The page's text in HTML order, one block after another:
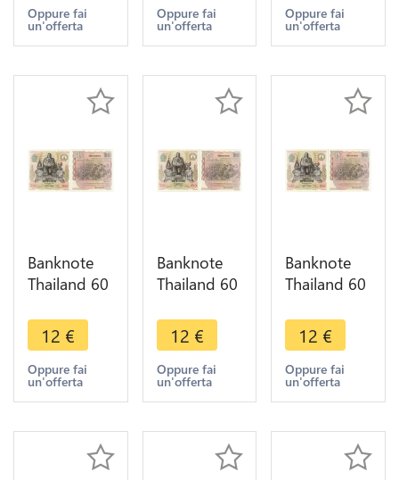
Make offer
Oppure fai
un'offerta
Make offer
Oppure fai
un'offerta
Make offer
Oppure fai
un'offerta
Banknote
Thailand 60
IX1987
UNC ->
Make offer
12 €
Oppure fai
un'offerta
Banknote
Thailand 60
IX1987
UNC ->
Make offer
12 €
Oppure fai
un'offerta
Banknote
Thailand 60
IX1987
UNC ->
Make offer
12 €
Oppure fai
un'offerta